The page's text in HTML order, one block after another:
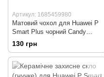
Артикул: 1685459980
Матовий чохол для Huawei P
Smart Plus чорний Candy
Matte (бампер)
130 грн